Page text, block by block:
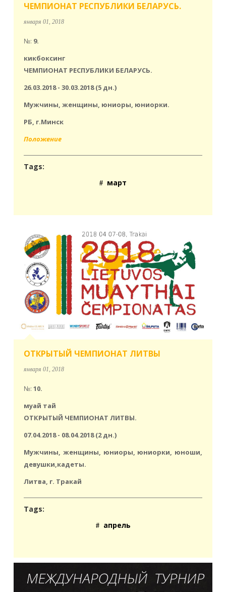
ЧЕМПИОНАТ РЕСПУБЛИКИ БЕЛАРУСЬ.
января 01, 2018
№: 9.
кикбоксинг
ЧЕМПИОНАТ РЕСПУБЛИКИ БЕЛАРУСЬ.
26.03.2018 - 30.03.2018 (5 дн.)
Мужчины, женщины, юниоры, юниорки.
РБ, г.Минск
Положение
Tags:
март
ОТКРЫТЫЙ ЧЕМПИОНАТ ЛИТВЫ
января 01, 2018
№:10.
муай тай
ОТКРЫТЫЙ ЧЕМПИОНАТ ЛИТВЫ.
07.04.2018 - 08.04.2018 (2 дн.)
Мужчины, женщины, юниоры, юниорки, юноши,
девушки,кадеты.
Литва, г. Тракай
Tags:
апрель